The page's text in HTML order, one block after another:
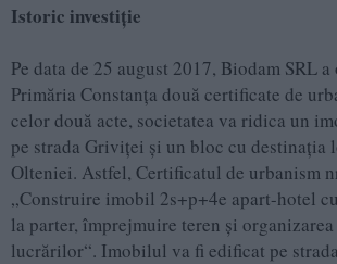
Istoric investiție
Pe data de 25 august 2017, Biodam SRL
Primăria Constanţa două certificate de
celor două acte, societatea va ridica un
pe strada Griviţei şi un bloc cu destinaţia
Olteniei. Astfel, Certificatul de urbanism
„Construire imobil 2s+p+4e apart-hotel
la parter, împrejmuire teren şi
lucrărilor“. Imobilul va fi edificat pe